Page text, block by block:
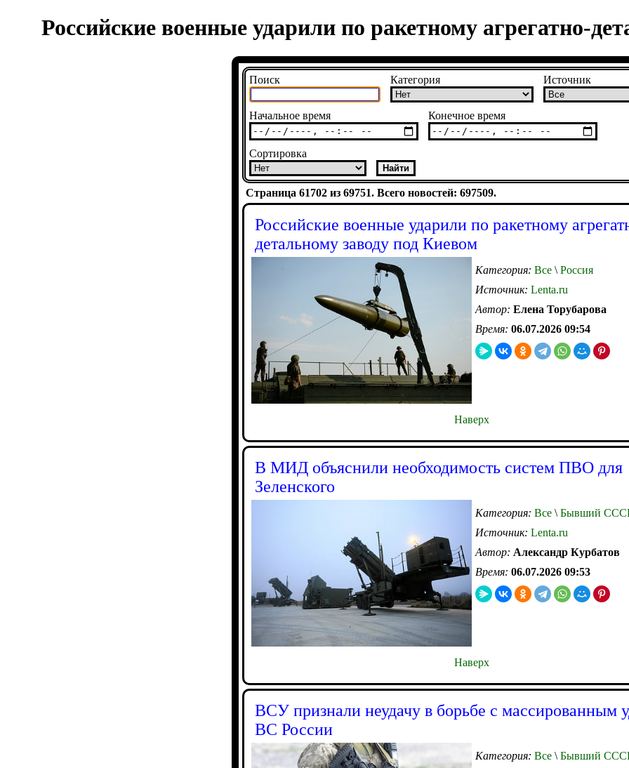
Российские военные ударили по ракетному агрегатно-
Поиск Категория Источник
Начальное время Конечное время
Сортировка
Страница 61702 из 69751. Всего новостей: 697509.
Российские военные ударили по ракетному
детальному заводу под Киевом
Категория: Все \ Россия
Источник: Lenta.ru
Автор: Елена Торубарова
Время: 06.07.2026 09:54
Наверх
В МИД объяснили необходимость систем ПВО для
Зеленского
Категория: Все \ Бывший
Источник: Lenta.ru
Автор: Александр Курбатов
Время: 06.07.2026 09:53
Наверх
ВСУ признали неудачу в борьбе с массированным
ВС России
Категория: Все \ Бывший